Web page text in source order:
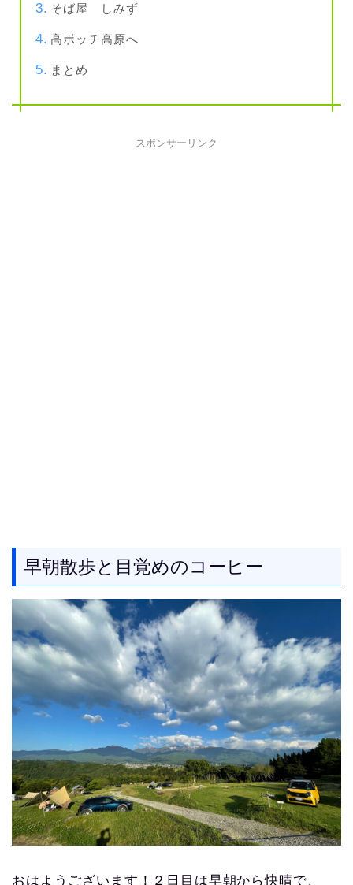
そば屋 しみず
高ボッチ高原へ
まとめ
スポンサーリンク
早朝散歩と目覚めのコーヒー
おはようございます！２日目は早朝から快晴で、